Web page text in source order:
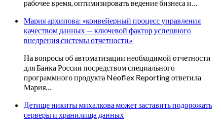
рабочее время, оптимизировать ведение бизнеса и…
Мария архипова: «конвейерный процесс управления
качеством данных — ключевой фактор успешного
внедрения системы отчетности»
На вопросы об автоматизации необходимой отчетности
для Банка России посредством специального
программного продукта Neoflex Reporting ответила
Мария…
Детище никиты михалкова может заставить подорожать
серверы и хранилища данных